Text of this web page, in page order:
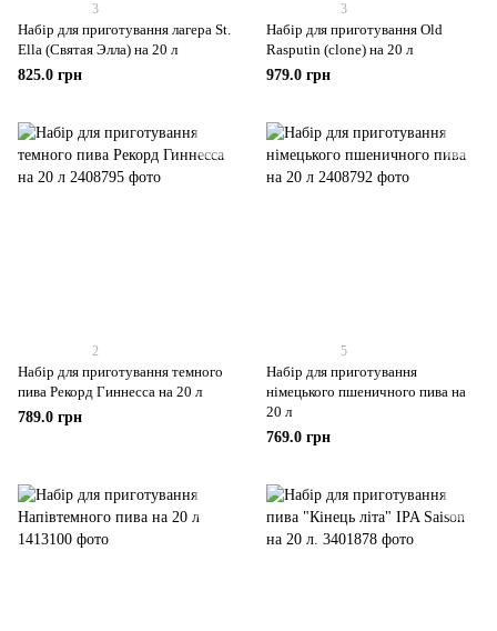
3
Набір для приготування лагера St.
Ella (Святая Элла) на 20 л
825.0 грн
3
Набір для приготування Old
Rasputin (clone) на 20 л
979.0 грн
2
Набір для приготування темного
пива Рекорд Гиннесса на 20 л
789.0 грн
5
Набір для приготування
німецького пшеничного пива на
20 л
769.0 грн